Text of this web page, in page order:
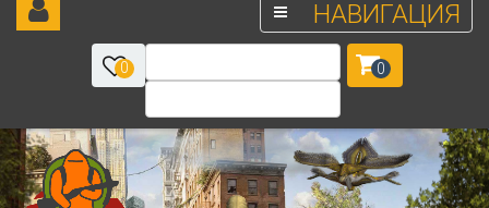
НАВИГАЦИЯ
0 0